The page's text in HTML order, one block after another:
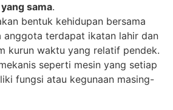
sama.
bentuk kehidupan bersama
anggota terdapat ikatan lahir dan
kurun waktu yang relatif pendek.
seperti mesin yang setiap
fungsi atau kegunaan masing-